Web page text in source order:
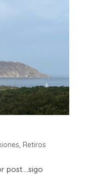
, Retiros
post….sigo